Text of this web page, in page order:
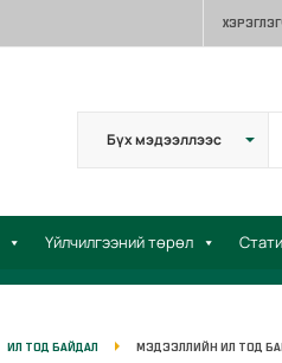
Үйлчилгээний төрөл
ИЛ ТОД БАЙДАЛ МЭДЭЭЛЛИЙН ИЛ ТОД